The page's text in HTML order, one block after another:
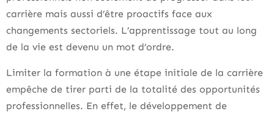
carrière mais aussi d’être proactifs face aux
changements sectoriels. L’apprentissage tout au long
de la vie est devenu un mot d’ordre.
Limiter la formation à une étape initiale de la carrière
empêche de tirer parti de la totalité des opportunités
professionnelles. En effet, le développement de